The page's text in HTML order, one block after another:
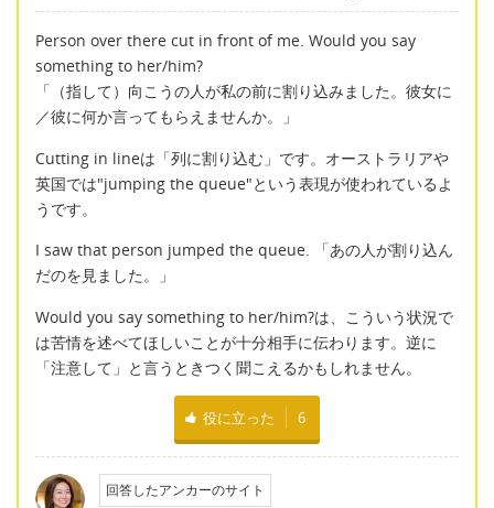
Person over there cut in front of me. Would you say
something to her/him?
「（指して）向こうの人が私の前に割り込みました。彼女に
／彼に何か言ってもらえませんか。」
Cutting in lineは「列に割り込む」です。オーストラリアや
英国では"jumping the queue"という表現が使われているよ
うです。
I saw that person jumped the queue. 「あの人が割り込ん
だのを見ました。」
Would you say something to her/him?は、こういう状況で
は苦情を述べてほしいことが十分相手に伝わります。逆に
「注意して」と言うときつく聞こえるかもしれません。
役に立った 6
回答したアンカーのサイト